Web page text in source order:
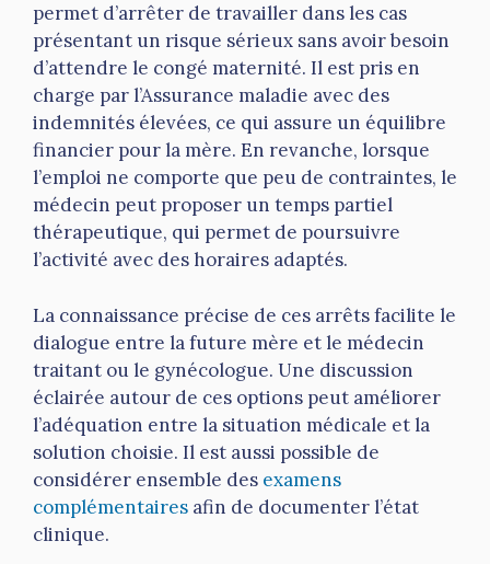
permet d’arrêter de travailler dans les cas
présentant un risque sérieux sans avoir besoin
d’attendre le congé maternité. Il est pris en
charge par l’Assurance maladie avec des
indemnités élevées, ce qui assure un équilibre
financier pour la mère. En revanche, lorsque
l’emploi ne comporte que peu de contraintes, le
médecin peut proposer un temps partiel
thérapeutique, qui permet de poursuivre
l’activité avec des horaires adaptés.
La connaissance précise de ces arrêts facilite le
dialogue entre la future mère et le médecin
traitant ou le gynécologue. Une discussion
éclairée autour de ces options peut améliorer
l’adéquation entre la situation médicale et la
solution choisie. Il est aussi possible de
considérer ensemble des examens
complémentaires afin de documenter l’état
clinique.